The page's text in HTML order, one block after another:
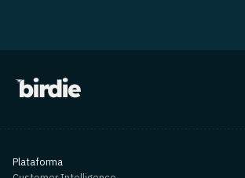
Plataforma